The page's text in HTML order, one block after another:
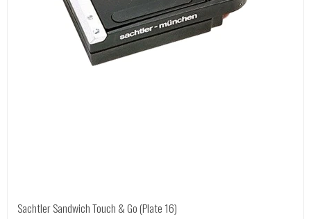
Sachtler Sandwich Touch & Go (Plate 16)